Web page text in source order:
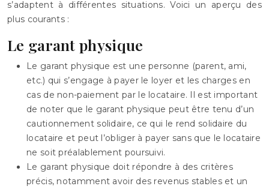
s’adaptent à différentes situations. Voici un aperçu des
plus courants :
Le garant physique
Le garant physique est une personne (parent, ami,
etc.) qui s’engage à payer le loyer et les charges en
cas de non-paiement par le locataire. Il est important
de noter que le garant physique peut être tenu d’un
cautionnement solidaire, ce qui le rend solidaire du
locataire et peut l’obliger à payer sans que le locataire
ne soit préalablement poursuivi.
Le garant physique doit répondre à des critères
précis, notamment avoir des revenus stables et un